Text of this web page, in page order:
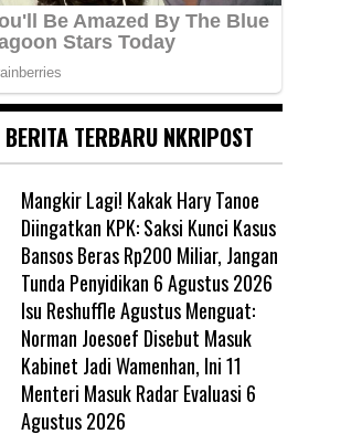
BERITA TERBARU NKRIPOST
Mangkir Lagi! Kakak Hary Tanoe
Diingatkan KPK: Saksi Kunci Kasus
Bansos Beras Rp200 Miliar, Jangan
Tunda Penyidikan 6 Agustus 2026
Isu Reshuffle Agustus Menguat:
Norman Joesoef Disebut Masuk
Kabinet Jadi Wamenhan, Ini 11
Menteri Masuk Radar Evaluasi 6
Agustus 2026